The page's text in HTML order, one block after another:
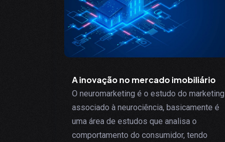
A inovação no mercado imobiliário
O neuromarketing é o estudo do marketing
associado à neurociência, basicamente é
uma área de estudos que analisa o
comportamento do consumidor, tendo